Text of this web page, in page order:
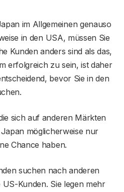
im Allgemeinen genauso
in den USA, müssen Sie
Kunden anders sind als das,
erfolgreich zu sein, ist daher
bevor Sie in den
sich auf anderen Märkten
möglicherweise nur
Chance haben.
suchen nach anderen
US-Kunden. Sie legen mehr